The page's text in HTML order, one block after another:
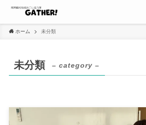
ホーム 未分類
未分類 – category –